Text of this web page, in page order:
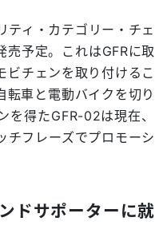
ティ・カテゴリー・チェ
売予定。これはGFRに取
ビチェンを取り付けるこ
転車と電動バイクを切り
を得たGFR-02は現在、
チフレーズでプロモーシ
ドサポーターに就